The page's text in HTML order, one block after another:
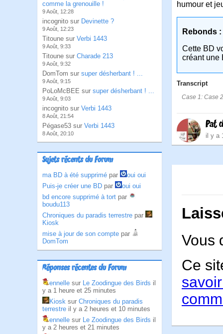
comme la grenouille !
9 Août, 12:28
incognito sur Devinette ?
9 Août, 12:23
Titoune sur Verbi 1443
9 Août, 9:33
Titoune sur Charade 213
9 Août, 9:32
DomTom sur super désherbant ! ...
9 Août, 9:15
PoLoMcBEE sur super désherbant ! ...
9 Août, 9:03
incognito sur Verbi 1443
8 Août, 21:54
Pégase53 sur Verbi 1443
8 Août, 20:10
Sujets récents du Forum
ma BD à été supprimé par
oui oui
Puis-je créer une BD par
oui oui
bd encore supprimé à tort par
boudu113
Chroniques du paradis terrestre par
Kiosk
mise à jour de son compte par
DomTom
Réponses récentes du Forum
ennelle sur Le Zoodingue des Birds il
y a 1 heure et 25 minutes
Kiosk sur Chroniques du paradis
terrestre il y a 2 heures et 10 minutes
ennelle sur Le Zoodingue des Birds il
y a 2 heures et 21 minutes
humour et
Rebonds :
Cette BD
créant une
Transcript
Case 1: Case
Pat
il y a
Vous
Ce